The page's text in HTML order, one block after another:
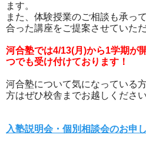
ます。
また、体験授業のご相談も承っ
合った講座をご提案させていただ
河合塾では4/13(月)から1学期が
つでも受け付けております！
河合塾について気になっている
方はぜひ校舎までお越しください
入塾説明会・個別相談会のお申